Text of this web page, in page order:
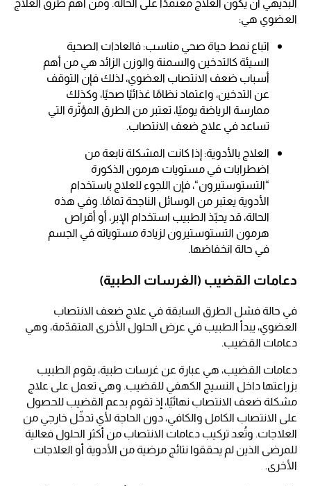
البديهي أن يكون العلاج معتمدًا على الحالة. ومن أهم طرق العلاج
العضوي هي:
اتباع نمط حياة صحي مناسب: فالعادات الصحية
السيئة كالتدخين والسمنة والوزن الزائد هي من أهم
أسباب ضعف الانتصاب العضوي، لذلك فإن التوقف
عن التدخين، واعتماد نظامًا غذائيًا صحيًا، وكذلك
ممارسة الرياضة يوميًا، تعتبر من الطرق المؤثّرة التي
تساعد في علاج ضعف الانتصاب.
العلاج بالأدوية: إذا كانت المشكلة نابعة من
اضطرابات في مستويات هرمون الذكورة
“التستوستيرون“، فإن اللجوء للعلاج باستخدام
الأدوية يعتبر من الوسائل الناجحة تمامًا. وفي هذه
الحالة، قد يحبّذ الطبيب استخدام الإبر، أو أقراص
هرمون التستوستيرون لزيادة مستوياته في الجسم
في حالة انخفاضها.
دعامات القضيب (الغرسات الطبية)
في حالة فشل الطرق السابقة في علاج ضعف الانتصاب
العضوي، يبدأ الطبيب في عرض الحلول الأخرى المتقدّمة، وهي
دعامات القضيب.
دعامات القضيب، هي عبارة عن غرسات طبية، يقوم الطبيب
بزراعتها داخل النسيج الكهفي للقضيب. وهي تعمل على علاج
مشكلة ضعف الانتصاب نهائيًا، إذ تقوم بدعم القضيب للحصول
على الانتصاب الكامل والكافي، دون الحاجة لأي تدخّل خارجي من
العلاجات. وتُعد تركيب دعامات الانتصاب من أكثر الحلول فعالية
للمرضى الذين لم يحققوا نتائج مرضية من الأدوية أو العلاجات
الأخرى.